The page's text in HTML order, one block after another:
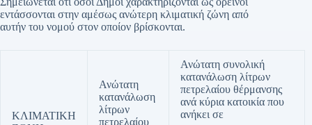
εντάσσονται στην αμέσως ανώτερη κλιματική ζώνη από
αυτήν του νομού στον οποίον βρίσκονται.
ΚΛΙΜΑΤΙΚΗ
Ανώτατη
κατανάλωση
λίτρων
πετρελαίου
Ανώτατη συνολική
κατανάλωση λίτρων
πετρελαίου θέρμανσης
ανά κύρια κατοικία που
ανήκει σε